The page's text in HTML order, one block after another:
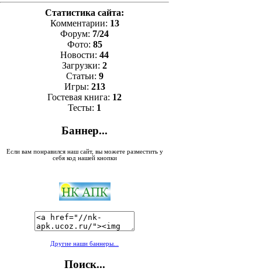
Статистика сайта:
Комментарии: 13
Форум: 7/24
Фото: 85
Новости: 44
Загрузки: 2
Статьи: 9
Игры: 213
Гостевая книга: 12
Тесты: 1
Баннер...
Если вам понравился наш сайт, вы можете разместить у
себя код нашей кнопки
Другие наши баннеры...
Поиск...